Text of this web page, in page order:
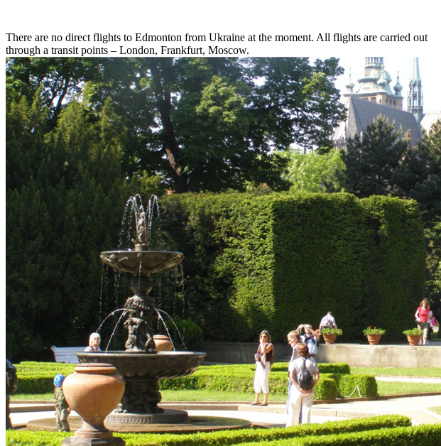
There are no direct flights to Edmonton from Ukraine at the moment. All flights are carried out
through a transit points – London, Frankfurt, Moscow.